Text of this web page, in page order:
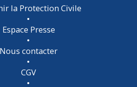
la Protection Civile
Espace Presse
Nous contacter
CGV